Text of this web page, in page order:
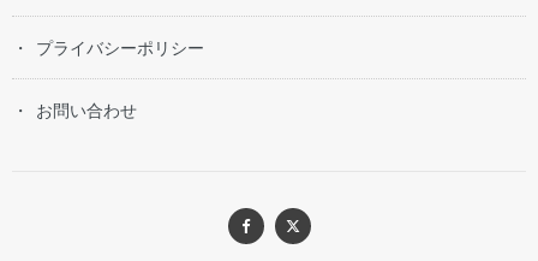
プライバシーポリシー
お問い合わせ